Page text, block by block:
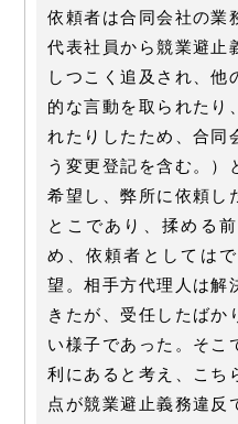
依頼者は合同会社の業
代表社員から競業避止
しつこく追及され、他
的な言動を取られたり
れたりしたため、合同
う変更登記を含む。）
希望し、弊所に依頼し
とこであり、揉める
め、依頼者としては
望。相手方代理人は解
きたが、受任したばか
い様子であった。そこ
利にあると考え、こち
点が競業避止義務違反